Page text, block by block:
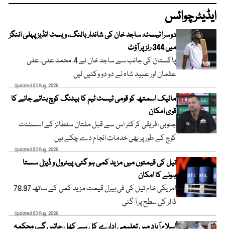
ایڈیٹرچوائس
دوسرا ٹیسٹ، ساجد خان کی شاندار بالنگ، ویسٹ انڈیز پہلی اننگز
میں 344 رنز پر آؤٹ
پاکستان کی جانب سے ساجد خان نے 4، محمد علی، علی
عثمان اور عبید شاہ نے دو دو وکٹیں لیں
Updated 03 Aug, 2026
مائیک اسمتھ کو قومی ٹیسٹ ٹیم کا بیٹنگ کوچ بنائے جانے کا
قوی امکان
جنوبی افریقی کرکٹر اس سے قبل ملتان سلطانز کے اسسٹنٹ
کوچ کے طور پر بھی خدمات انجام دے چکے ہیں
Updated 03 Aug, 2026
تیل کی قیمتوں میں مزید کمی ہو گئی، پیٹرول و ڈیزل سستا
ہونے کا امکان
امریکی خام تیل کی فی بیرل قیمت مزید کمی کے ساتھ 78.97
ڈالر کی سطح پر آ گئی
Updated 03 Aug, 2026